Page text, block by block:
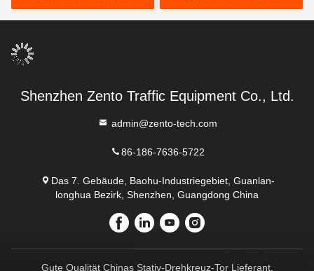
Persons Per Minute
Persons Per Minute
Shenzhen Zento Traffic Equipment Co., Ltd.
admin@zento-tech.com
86-186-7636-5722
Das 7. Gebäude, Baohu-Industriegebiet, Guanlan-
longhua Bezirk, Shenzhen, Guangdong China
Gute Qualität Chinas Stativ-Drehkreuz-Tor Lieferant.